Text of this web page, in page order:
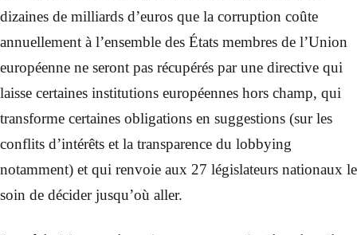
dizaines de milliards d’euros que la corruption coûte
annuellement à l’ensemble des États membres de l’Union
européenne ne seront pas récupérés par une directive qui
laisse certaines institutions européennes hors champ, qui
transforme certaines obligations en suggestions (sur les
conflits d’intérêts et la transparence du lobbying
notamment) et qui renvoie aux 27 législateurs nationaux le
soin de décider jusqu’où aller.